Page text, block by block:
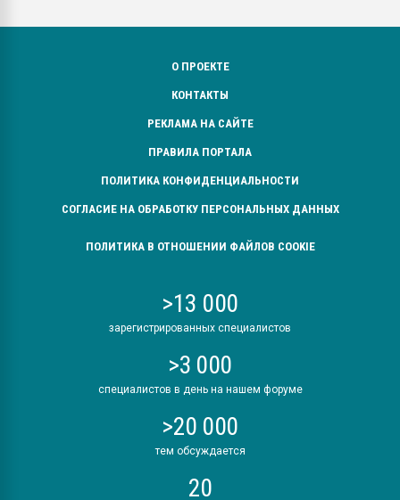
О ПРОЕКТЕ
КОНТАКТЫ
РЕКЛАМА НА САЙТЕ
ПРАВИЛА ПОРТАЛА
ПОЛИТИКА КОНФИДЕНЦИАЛЬНОСТИ
СОГЛАСИЕ НА ОБРАБОТКУ ПЕРСОНАЛЬНЫХ ДАННЫХ
ПОЛИТИКА В ОТНОШЕНИИ ФАЙЛОВ COOKIE
>13 000
зарегистрированных специалистов
>3 000
специалистов в день на нашем форуме
>20 000
тем обсуждается
20